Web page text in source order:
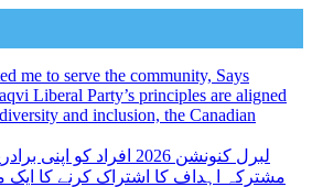
me to serve the community, Says
Liberal Party’s principles are aligned
and inclusion, the Canadian
لبرل کنونشن 2026 افراد
مشترکہ اہداف کا اشتراک کرنے کا ایک